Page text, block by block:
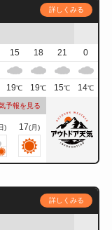
詳しくみる
15 18 21
0
19℃ 19℃ 15℃ 14℃
予報を見る
) 17(月)
詳しくみる